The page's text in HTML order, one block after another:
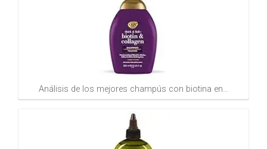
Análisis de los mejores champús con biotina en…